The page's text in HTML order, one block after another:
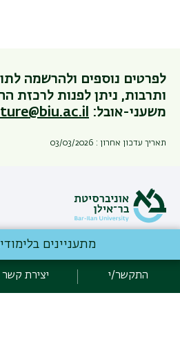
לפרטים נוספים ולהרשמה
ותרבות, ניתן לפנות לרכזת
משעני-אובל:
תאריך עדכון אחרון : 03/03/2026
כניסה לעורכי האתר
התוכנית לפרשנות ותרבות , היחידה
מתעניינים
התקשר/י יצירת קשר